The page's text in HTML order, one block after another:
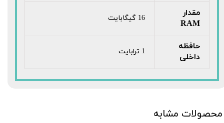
مقدار
RAM
16 گیگابایت
حافظه
داخلی
1 ترابایت
محصولات مشابه